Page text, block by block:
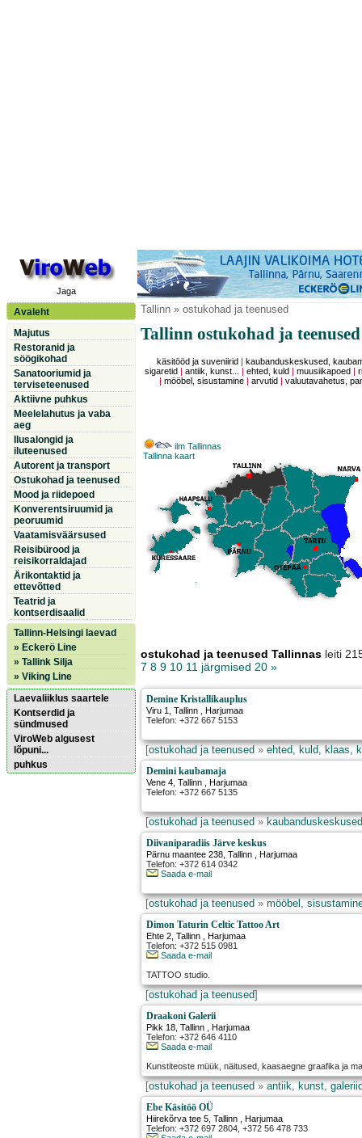
Jaga
Avaleht
Majutus
Restoranid ja
söögikohad
Sanatooriumid ja
terviseteenused
Aktiivne puhkus
Meelelahutus ja vaba
aeg
Ilusalongid ja
iluteenused
Autorent ja transport
Ostukohad ja teenused
Mood ja riidepoed
Konverentsiruumid ja
peoruumid
Vaatamisväärsused
Reisibürood ja
reisikorraldajad
Ärikontaktid ja
ettevõtted
Teatrid ja
kontserdisaalid
Tallinn-Helsingi laevad
» Eckerö Line
» Tallink Silja
» Viking Line
Laevaliiklus saartele
Kontserdid ja
sündmused
ViroWeb algusest
lõpuni...
puhkus
Tallinn » ostukohad ja teenused
Tallinn ostukohad ja teenused
käsitööd ja suveniirid
kaubanduskeskused,
sigaretid
|antiik, kunst... |ehted, kuld |muusiikapoed |
|mööbel, sisustamine |arvutid |valuutavahetus,
ilm Tallinnas
Tallinna kaart
ostukohad ja teenused Tallinnas leiti
7 8 9 10 11 järgmised 20 »
Demine Kristallikauplus
Viru 1 ,Tallinn , Harjumaa
Telefon: +372 667 5153
[ostukohad ja teenused»ehted, kuld, klaas,
Demini kaubamaja
Vene 4 ,Tallinn , Harjumaa
Telefon: +372 667 5135
[ostukohad ja teenused»
Diivaniparadiis Järve keskus
Pärnu maantee 238 ,Tallinn , Harjumaa
Telefon: +372 614 0342
Saada e-mail
[ostukohad ja teenused»mööbel,
Dimon Taturin Celtic Tattoo Art
Ehte 2 ,Tallinn , Harjumaa
Telefon: +372 515 0981
Saada e-mail
TATTOO studio.
[ostukohad ja teenused]
Draakoni Galerii
Pikk 18 ,Tallinn , Harjumaa
Telefon: +372 646 4110
Saada e-mail
Kunstiteoste müük, näitused, kaasaegne graafika ja
[ostukohad ja teenused»antiik, kunst,
Ebe Käsitöö OÜ
Hiirekõrva tee 5 ,Tallinn , Harjumaa
Telefon: +372 697 2804, +372 56 478 733